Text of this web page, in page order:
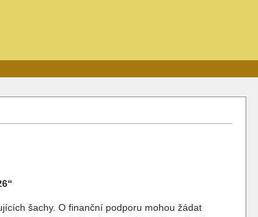
šachy. O finanční podporu mohou žádat